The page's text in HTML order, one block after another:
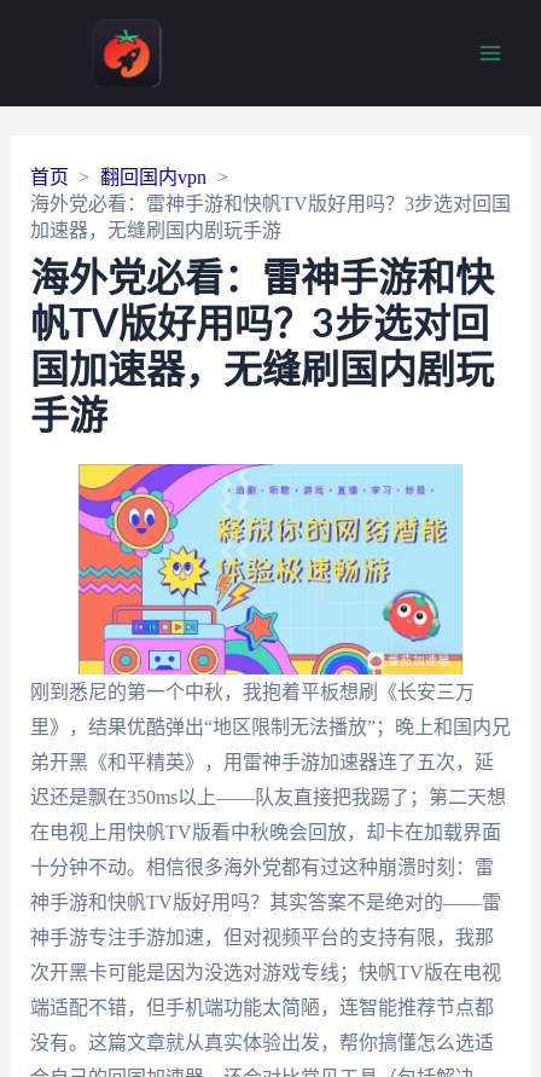
首页
翻回国内vpn
海外党必看：雷神手游和快帆TV版好用吗？3步选对回国
加速器，无缝刷国内剧玩手游
海外党必看：雷神手游和快
帆TV版好用吗？3步选对回
国加速器，无缝刷国内剧玩
手游
刚到悉尼的第一个中秋，我抱着平板想刷《长安三万
里》，结果优酷弹出“地区限制无法播放”；晚上和国内兄
弟开黑《和平精英》，用雷神手游加速器连了五次，延
迟还是飘在350ms以上——队友直接把我踢了；第二天想
在电视上用快帆TV版看中秋晚会回放，却卡在加载界面
十分钟不动。相信很多海外党都有过这种崩溃时刻：雷
神手游和快帆TV版好用吗？其实答案不是绝对的——雷
神手游专注手游加速，但对视频平台的支持有限，我那
次开黑卡可能是因为没选对游戏专线；快帆TV版在电视
端适配不错，但手机端功能太简陋，连智能推荐节点都
没有。这篇文章就从真实体验出发，帮你搞懂怎么选适